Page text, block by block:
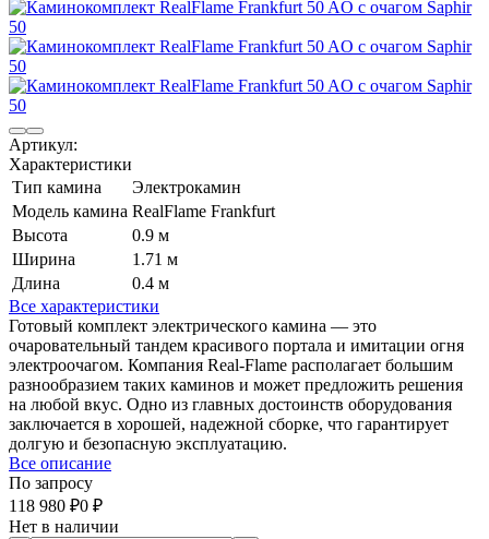
Артикул:
Характеристики
Тип камина
Электрокамин
Модель камина RealFlame Frankfurt
Высота
0.9 м
Ширина
1.71 м
Длина
0.4 м
Все характеристики
Готовый комплект электрического камина — это
очаровательный тандем красивого портала и имитации огня
электроочагом. Компания Real-Flame располагает большим
разнообразием таких каминов и может предложить решения
на любой вкус. Одно из главных достоинств оборудования
заключается в хорошей, надежной сборке, что гарантирует
долгую и безопасную эксплуатацию.
Все описание
По запросу
118 980 ₽0 ₽
Нет в наличии